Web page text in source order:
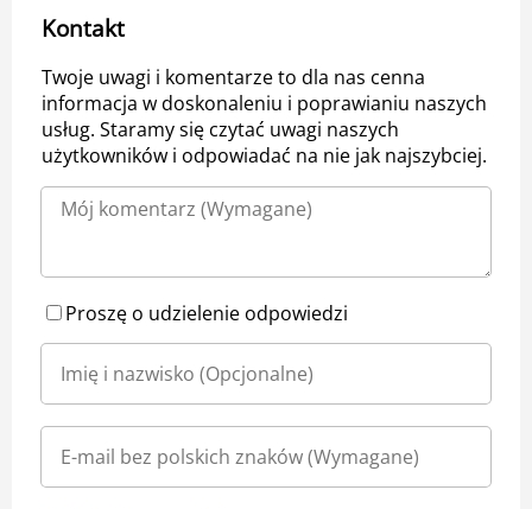
Kontakt
Twoje uwagi i komentarze to dla nas cenna
informacja w doskonaleniu i poprawianiu naszych
usług. Staramy się czytać uwagi naszych
użytkowników i odpowiadać na nie jak najszybciej.
Proszę o udzielenie odpowiedzi